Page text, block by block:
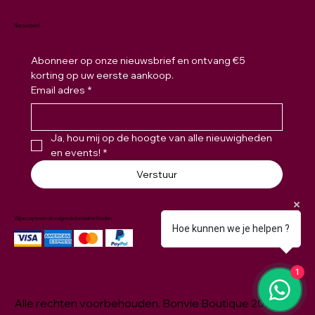
Nieuwsbrief
Abonneer op onze nieuwsbrief en ontvang €5
korting op uw eerste aankoop.
Email adres *
Ja, hou mij op de hoogte van alle nieuwigheden
en events! *
Verstuur
Wij accepteren de volgende betaalmethoden
Alle rechten voorbehouden. Bonvie Boutique 2026 ©
Hoe kunnen we je helpen ?
1